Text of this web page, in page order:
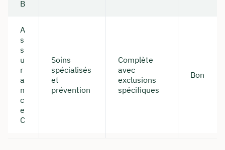
B
A
s
s
u
r
a
n
c
e
C
Soins
spécialisés
et
prévention
Complète
avec
exclusions
spécifiques
Bon